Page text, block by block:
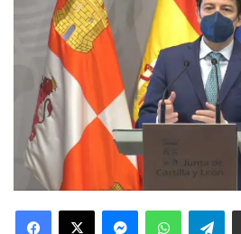
Facebook
X MessengerWhatsApp